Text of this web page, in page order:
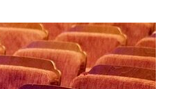
Aanmelden nieuwsbrief